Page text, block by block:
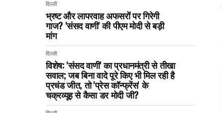
दिल्ली
भ्रष्ट और लापरवाह अफसरों पर गिरेगी
गाज? 'संसद वाणी' की पीएम मोदी से बड़ी
मांग
दिल्ली
विशेष: 'संसद वाणी' का प्रधानमंत्री से तीखा
सवाल; जब बिना वादे पूरे किए भी मिल रही है
प्रचंड जीत, तो 'प्रेस कॉन्फ्रेंस' के
चक्रव्यूह से कैसा डर मोदी जी?